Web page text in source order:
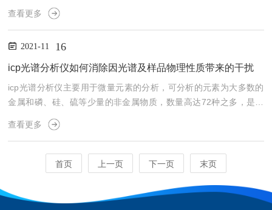
电，特别是企业，不要和其它大功率的生产设备共用电源，因为其它
大功率设备启动时会对仪器测试造成比较大的影响，甚至损坏仪器。
正弦波形，不能有脉冲或方波。最好要有稳压电源，向厂家咨讯购买
何种型号的稳压电源。不是每一种稳压电源都是可以使用的。我也曾
查看更多
2021-11 16
icp光谱分析仪如何消除因光谱及样品物理性质带来的干扰
icp光谱分析仪主要用于微量元素的分析，可分析的元素为大多数的
金属和磷、硅、硫等少量的非金属物质，数量高达72种之多，是当
前光谱分析中迅速灵敏的一种仪器。采用等离子光学接口完成消除水
平观测时尾焰的影响、全谱CCD技术和多视角等离子体定位等新技
析过程中有时会受到一些不利因素干扰，导致分析数值不准确，就好
比说光谱或样品物理性质干扰，因此就需要用不同的方法去消除此类
干扰，这对于新手来说还是存在一定难度，但并不是不能解决，...
查看更多
首页 上一页 下一页 末页